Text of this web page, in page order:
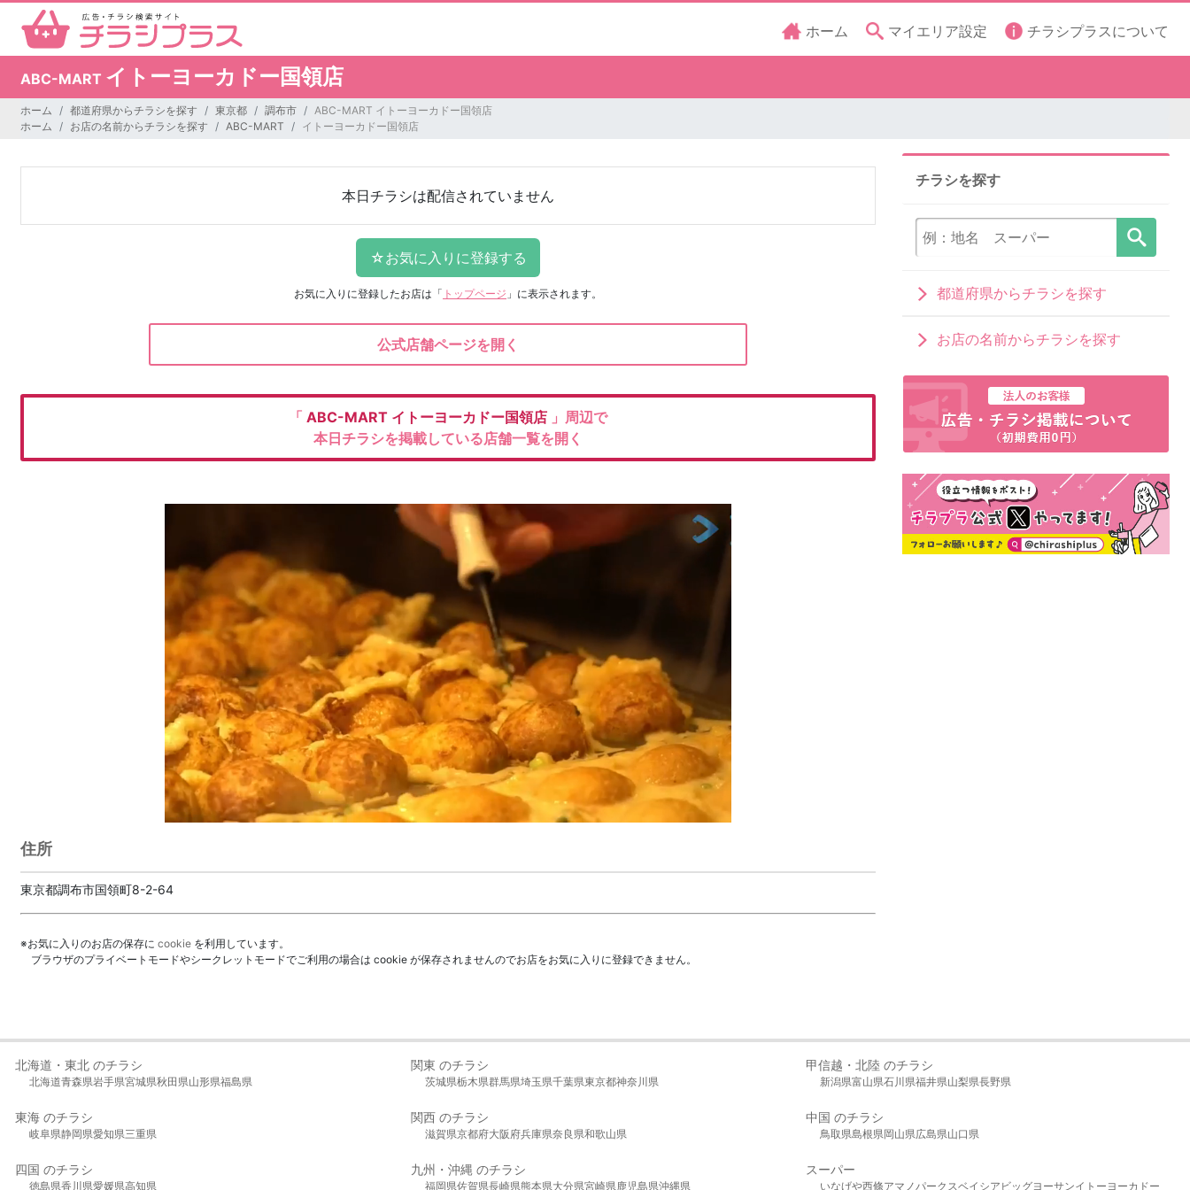
ホーム マイエリア設定 チラシプラスについて
ABC-MART イトーヨーカドー国領店
ホーム 都道府県からチラシを探す 東京都 調布市
ABC-MART イトーヨーカドー国領店
ホーム
お店の名前からチラシを探す ABC-MART イトーヨーカドー国領店
本日チラシは配信されていません
お気に入りに登録したお店は 「 トップページ 」に表示されます。
公式店舗ページを開く
「 ABC-MART イトーヨーカドー国領店 」周辺で
本日チラシを掲載している店舗一覧を開く
住所
東京都調布市国領町8-2-64
※お気に入りのお店の保存に cookie を利用しています。
ブラウザのプライベートモードやシークレットモードでご利用の場合は cookie が保存されませんのでお店をお気に入りに登録できません。
チラシを探す
都道府県からチラシを探す
お店の名前からチラシを探す
北海道・東北 のチラシ
北海道青森県岩手県宮城県秋田県山形県福島県
関東 のチラシ
茨城県栃木県群馬県埼玉県千葉県東京都神奈川県
甲信越・北陸 のチラシ
新潟県富山県石川県福井県山梨県長野県
東海 のチラシ
岐阜県静岡県愛知県三重県
関西 のチラシ
滋賀県京都府大阪府兵庫県奈良県和歌山県
中国 のチラシ
鳥取県島根県岡山県広島県山口県
四国 のチラシ
徳島県香川県愛媛県高知県
九州・沖縄 のチラシ
福岡県佐賀県長崎県熊本県大分県宮崎県鹿児島県沖縄県
スーパー
いなげや西條アマノパークスベイシア ビッグヨーサンイトーヨーカドー